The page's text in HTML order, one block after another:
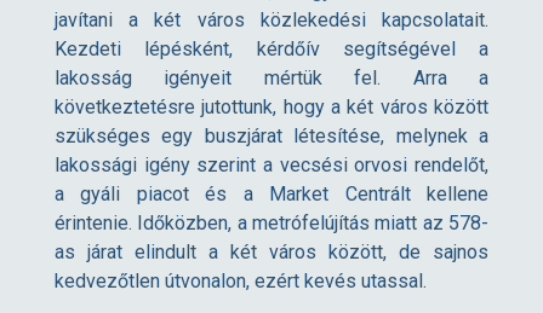
t
ő
5
7
javítani a két város közlekedési kapcsolatait.
Kezdeti lépésként, kérdőív segítségével a
lakosság igényeit mértük fel. Arra a
következtetésre jutottunk, hogy a két város között
szükséges egy buszjárat létesítése, melynek a
lakossági igény szerint a vecsési orvosi rendelőt,
a gyáli piacot és a Market Centrált kellene
érintenie. Időközben, a metrófelújítás miatt az 578-
as járat elindult a két város között, de sajnos
kedvezőtlen útvonalon, ezért kevés utassal.